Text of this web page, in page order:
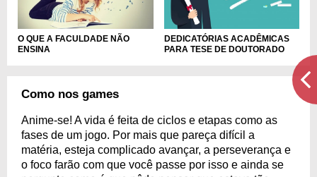
O QUE A FACULDADE NÃO
ENSINA
DEDICATÓRIAS ACADÊMICAS
PARA TESE DE DOUTORADO
Como nos games
Anime-se! A vida é feita de ciclos e etapas como as
fases de um jogo. Por mais que pareça difícil a
matéria, esteja complicado avançar, a perseverança e
o foco farão com que você passe por isso e ainda se